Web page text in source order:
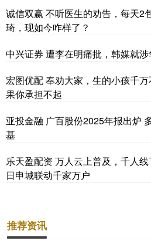
诚信双赢 不听医生的劝告，每天2
琦，现如今咋样了？
中兴证券 遭李在明痛批，韩媒就
宏图优配 奉劝大家，生的小孩千
果你承担不起
亚投金融 广百股份2025年报出炉
基
乐天盈配资 万人云上普及，千人
日申城联动千家万户
推荐资讯